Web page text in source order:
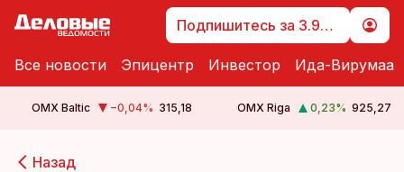
Подпишитесь за 3.99 €
Все новости Эпицентр Инвестор Ида-Вирумаа
OMX Baltic −0,04% 315,18 OMX Riga 0,23% 925,27
Назад